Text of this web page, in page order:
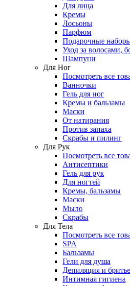
Для лица
Кремы
Лосьоны
Парфюм
Подарочные
Уход за волосами,
Шампуни
Для Ног
Посмотреть все
Ванночки
Гель для ног
Кремы и бальзамы
Маски
От натирания
Против запаха
Скрабы и пилинг
Для Рук
Посмотреть все
Антисептики
Гель для рук
Для ногтей
Кремы, бальзамы
Маски
Мыло
Скрабы
Для Тела
Посмотреть все
SPA
Бальзамы
Гели для душа
Депиляция и бритье
Интимная гигиена